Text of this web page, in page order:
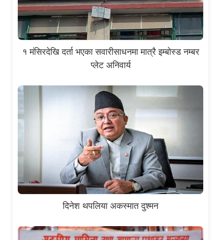
१ मंसिरदेखि दर्ता भएका सवारीसाधनमा मात्रै इम्बोस्ड नम्बर
प्लेट अनिवार्य
दिनेश थपलिया अकस्मात दुश्मन